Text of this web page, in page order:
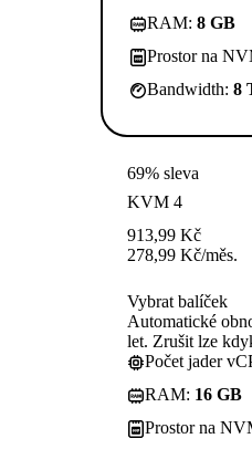
RAM: 8 GB
Prostor na
Bandwidth: 8
69% sleva
KVM 4
913,99 Kč
278,99 Kč/měs.
Vybrat balíček
Automatické
let. Zrušit lze
Počet jader
RAM: 16 GB
Prostor na